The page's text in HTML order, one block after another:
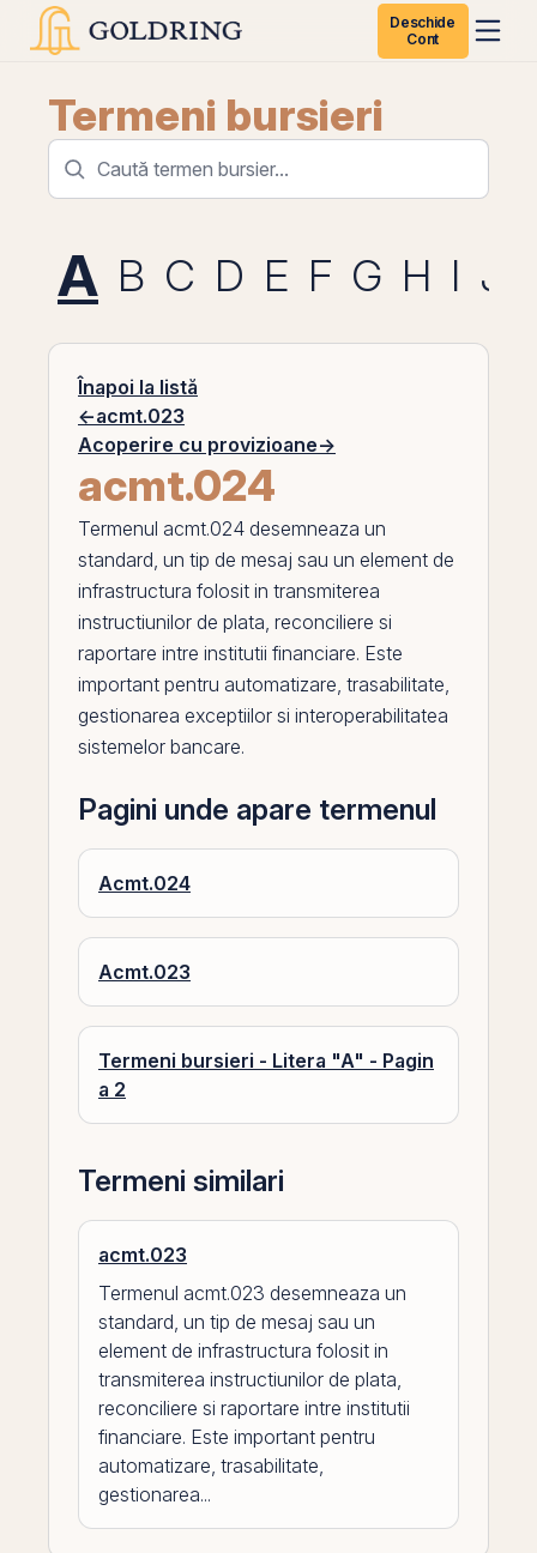
Deschide
Cont
Termeni bursieri
A B C D E F G H I J
Înapoi la listă
←acmt.023
Acoperire cu provizioane→
acmt.024
Termenul acmt.024 desemneaza un
standard, un tip de mesaj sau un element de
infrastructura folosit in transmiterea
instructiunilor de plata, reconciliere si
raportare intre institutii financiare. Este
important pentru automatizare, trasabilitate,
gestionarea exceptiilor si interoperabilitatea
sistemelor bancare.
Pagini unde apare termenul
Acmt.024
Acmt.023
Termeni bursieri - Litera "A" - Pagin
a 2
Termeni similari
acmt.023
Termenul acmt.023 desemneaza un
standard, un tip de mesaj sau un
element de infrastructura folosit in
transmiterea instructiunilor de plata,
reconciliere si raportare intre institutii
financiare. Este important pentru
automatizare, trasabilitate,
gestionarea...